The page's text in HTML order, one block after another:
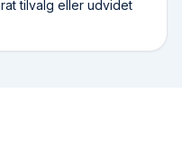
tilvalg eller udvidet